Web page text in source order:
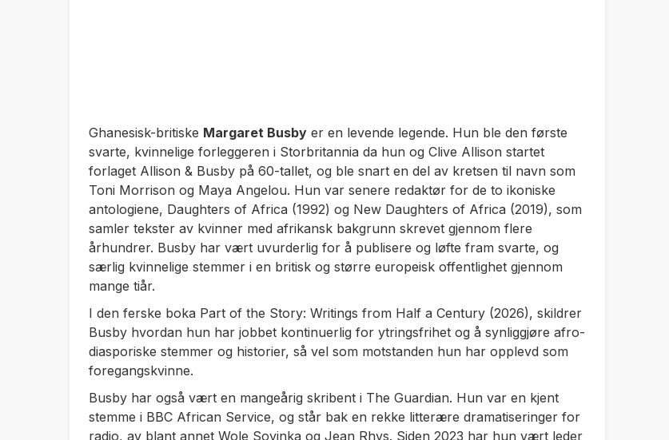
Ghanesisk-britiske Margaret Busby er en levende legende. Hun ble den første
svarte, kvinnelige forleggeren i Storbritannia da hun og Clive Allison startet
forlaget Allison & Busby på 60-tallet, og ble snart en del av kretsen til navn som
Toni Morrison og Maya Angelou. Hun var senere redaktør for de to ikoniske
antologiene, Daughters of Africa (1992) og New Daughters of Africa (2019), som
samler tekster av kvinner med afrikansk bakgrunn skrevet gjennom flere
århundrer. Busby har vært uvurderlig for å publisere og løfte fram svarte, og
særlig kvinnelige stemmer i en britisk og større europeisk offentlighet gjennom
mange tiår.
I den ferske boka Part of the Story: Writings from Half a Century (2026), skildrer
Busby hvordan hun har jobbet kontinuerlig for ytringsfrihet og å synliggjøre afro-
diasporiske stemmer og historier, så vel som motstanden hun har opplevd som
foregangskvinne.
Busby har også vært en mangeårig skribent i The Guardian. Hun var en kjent
stemme i BBC African Service, og står bak en rekke litterære dramatiseringer for
radio, av blant annet Wole Soyinka og Jean Rhys. Siden 2023 har hun vært leder